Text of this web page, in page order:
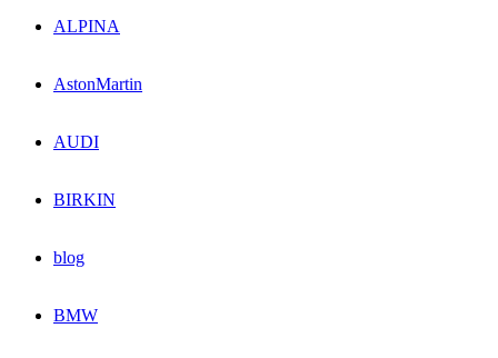
ALPINA
AstonMartin
AUDI
BIRKIN
blog
BMW